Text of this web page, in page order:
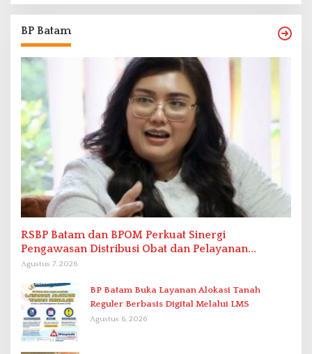
BP Batam
RSBP Batam dan BPOM Perkuat Sinergi
Pengawasan Distribusi Obat dan Pelayanan
Kefarmasian
Agustus 7, 2026
BP Batam Buka Layanan Alokasi Tanah
Reguler Berbasis Digital Melalui LMS
Agustus 6, 2026